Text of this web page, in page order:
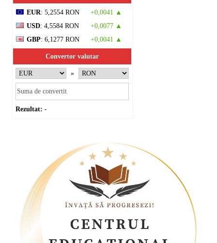
EUR: 5,2554 RON
+0,0041 ▲
USD: 4,5584 RON
+0,0077 ▲
GBP: 6,1277 RON +0,0041 ▲
Convertor valutar
»
Rezultat: -